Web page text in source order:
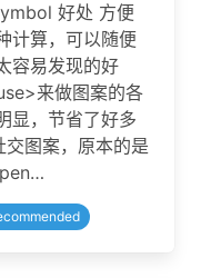
好处 方便
计算，可以随便
容易发现的好
来做图案的各
显，节省了好多
图案，原本的是